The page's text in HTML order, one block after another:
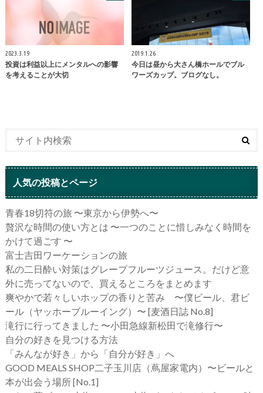
2023.3.19
投資は利益以上にメンタルへの影響
を考えることが大切
2019.1.26
今日は昼から大さん橋ホールでブル
ワーズカップ。ブログなし。
人気の投稿とページ
青春18切符の旅 〜東京から伊勢へ〜
贅沢な時間の使い方とは 〜一つのことに惜しみなく時間を
かけて過ごす 〜
富士吉田ワーケーションの旅
私の二日酔い対策はグレープフルーツジュース。だけど意
外に売ってないので、買えるところをまとめます
爽やかで若々しいホップの香りと苦み 〜僕ビール、君ビ
ール（ヤッホーブルーイング）〜 [麦酒日誌 No.8]
滝行に行ってきました 〜小田急線新松田で滝修行〜
自分の好きを見つける方法
「みんなが好き」から「自分が好き」へ
GOOD MEALS SHOP二子玉川店（蔦屋家電内）〜ビールと
本が出会う場所 [No.1]